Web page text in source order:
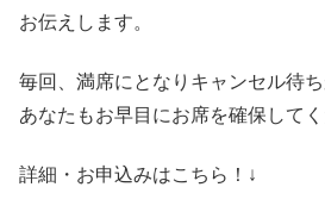
お伝えします。
毎回、満席にとなりキャンセル待
あなたもお早目にお席を確保してく
詳細・お申込みはこちら！↓